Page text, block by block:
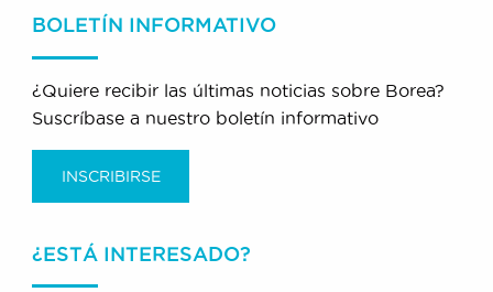
BOLETÍN INFORMATIVO
¿Quiere recibir las últimas noticias sobre Borea?
Suscríbase a nuestro boletín informativo
INSCRIBIRSE
¿ESTÁ INTERESADO?